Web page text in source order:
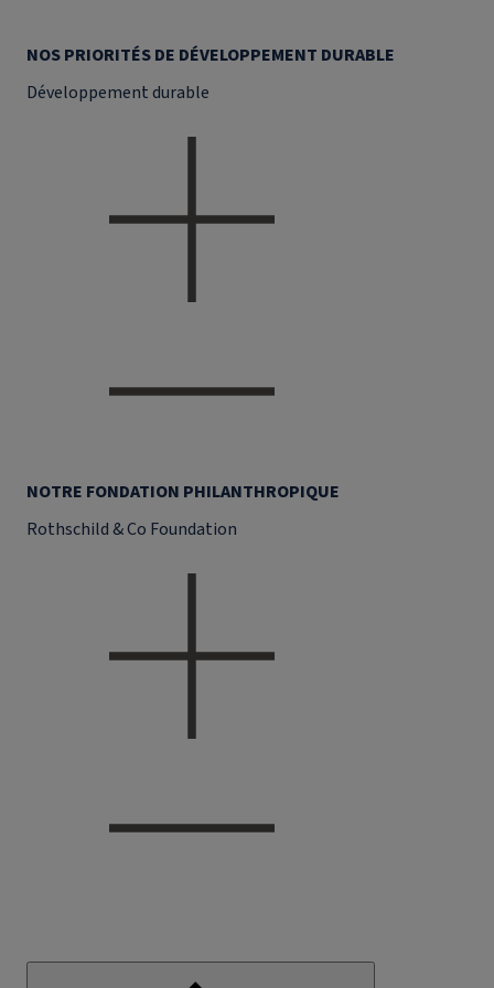
NOS PRIORITÉS DE DÉVELOPPEMENT DURABLE
Développement durable
NOTRE FONDATION PHILANTHROPIQUE
Rothschild & Co Foundation